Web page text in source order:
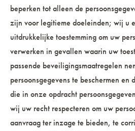
beperken tot alleen de
zijn voor legitieme doeleinden; wij u
uitdrukkelijke toestemming om uw
verwerken in gevallen waarin uw
passende beveiligingsmaatregelen
persoonsgegevens te beschermen en
die in onze opdracht
wij uw recht respecteren om uw
aanvraag ter inzage te bieden, te